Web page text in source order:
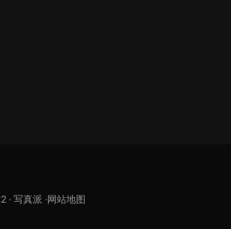
·写真派 ·网站地图